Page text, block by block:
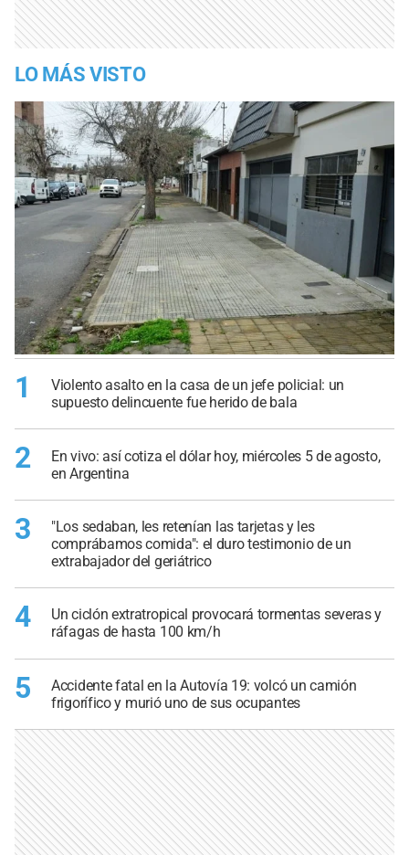
LO MÁS VISTO
1
Violento asalto en la casa de un jefe policial: un
supuesto delincuente fue herido de bala
2
En vivo: así cotiza el dólar hoy, miércoles 5 de agosto,
en Argentina
3
"Los sedaban, les retenían las tarjetas y les
comprábamos comida": el duro testimonio de un
extrabajador del geriátrico
4
Un ciclón extratropical provocará tormentas severas y
ráfagas de hasta 100 km/h
5
Accidente fatal en la Autovía 19: volcó un camión
frigorífico y murió uno de sus ocupantes